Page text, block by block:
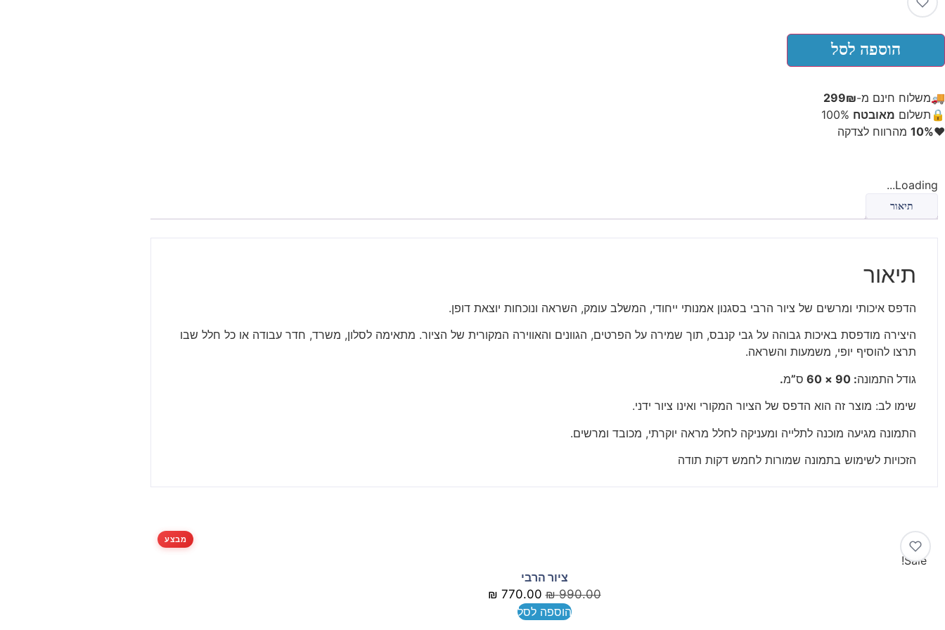
הוספה לסל
🚚משלוח חינם מ-299₪
🔒 תשלום מאובטח
❤️
10% מהרווח לצדקה
Loading...
תיאור
תיאור
הדפס איכותי ומרשים של ציור הרבי בסגנון אמנותי ייחודי, המשלב עומק, השראה ונוכחות יוצאת דופן.
היצירה מודפסת באיכות גבוהה על גבי קנבס, תוך שמירה על הפרטים, הגוונים והאווירה המקורית של הציור. מתאימה לסלון, משרד, חדר עבודה או כל חלל שבו
תרצו להוסיף יופי, משמעות והשראה.
גודל התמונה: 90 × 60 ס”מ.
שימו לב: מוצר זה הוא הדפס של הציור המקורי ואינו ציור ידני.
התמונה מגיעה מוכנה לתלייה ומעניקה לחלל מראה יוקרתי, מכובד ומרשים.
הזכויות לשימוש בתמונה שמורות לחמש דקות תודה
Sale!
ציור הרבי
990.00
₪
770.00
₪
הוספה לסל
מבצע